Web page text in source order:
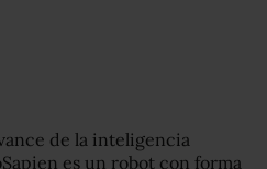
de la inteligencia
es un robot con forma